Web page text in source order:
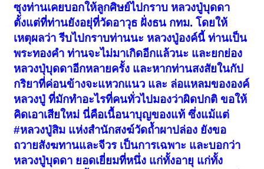
ซุงท่านเคยบอกให้ลูกศิษย์ไปกราบ หลวงปู่บุดดา
ตั้งแต่ที่ท่านยังอยุ่ที่วัดอาวุธ ฝั่งธน กทม. โดยให้
เหตุผลว่า รีบไปกราบท่านนะ หลวงปู่องค์นี้ ท่านเป็น
พระทองคำ ท่านจะไม่มาเกิดอีกแล้วนะ และยกย่อง
หลวงปุ่บุดดาอีกหลายครั้ง และหากท่านสงสัยในกัป
กริยาที่ค่อนข้างจะแหวกแนว และ ล่อแหลมขององค์
หลวงปู่ ที่มักทำอะไรที่คนทั่วไปมองว่าผิดปกติ ขอให้
คิดเอาเสียใหม่ นี่คือเนื้อนาบุญของแท้ ซึ่งแม้แต่
#หลวงปู่สิม แห่งสำนักสงฆ์วัดถ้ำผาปล่อง ยังขอ
ถวายสังฆทานและจีวร เป็นการเฉพาะ และบอกว่า
หลวงปู่บุดดา ยอดเยี่ยมที่หนึ่ง แก่ทั้งอายุ แก่ทั้ง